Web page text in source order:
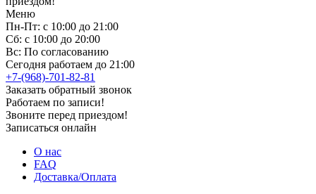
Меню
Пн-Пт: с 10:00 до 21:00
Сб: с 10:00 до 20:00
Вс: По согласованию
Сегодня работаем до 21:00
+7-(968)-701-82-81
Заказать обратный звонок
Работаем по записи!
Звоните перед приездом!
Записаться онлайн
О нас
FAQ
Доставка/Оплата